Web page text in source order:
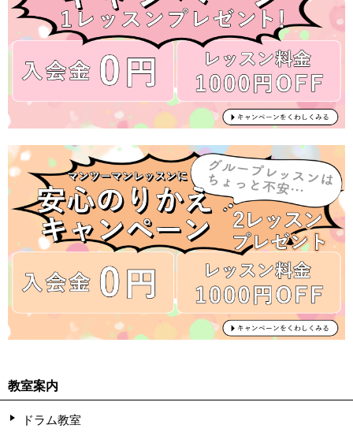
教室案内
ドラム教室